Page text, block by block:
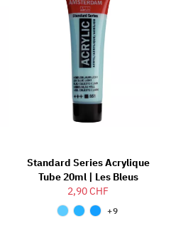
Standard Series Acrylique
Tube 20ml | Les Bleus
2,90 CHF
+9